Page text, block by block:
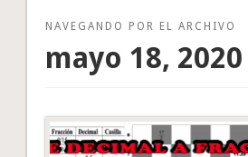
NAVEGANDO POR EL ARCHIVO
mayo 18, 2020